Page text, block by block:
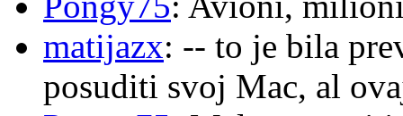
matijazx: -- to je bila
posuditi svoj Mac, al